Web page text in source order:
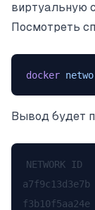
виртуальную
Посмотреть
docker
Вывод будет
NETWORK